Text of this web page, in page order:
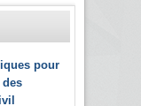
pour
des